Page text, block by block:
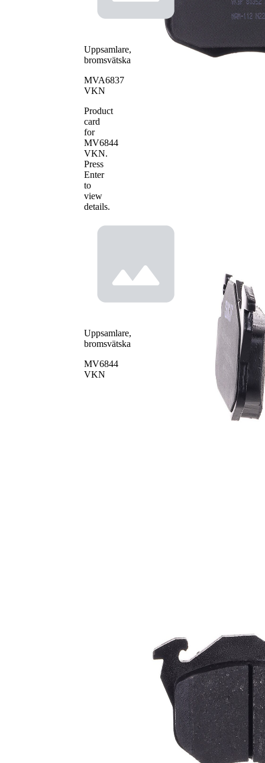
Uppsamlare,
bromsvätska
MVA6837
VKN
Product
card
for
MV6844
VKN.
Press
Enter
to
view
details.
Uppsamlare,
bromsvätska
MV6844
VKN